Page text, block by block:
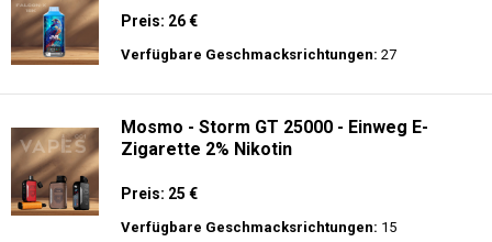
Preis: 26 €
Verfügbare Geschmacksrichtungen: 27
Mosmo - Storm GT 25000 - Einweg E-
Zigarette 2% Nikotin
Preis: 25 €
Verfügbare Geschmacksrichtungen: 15